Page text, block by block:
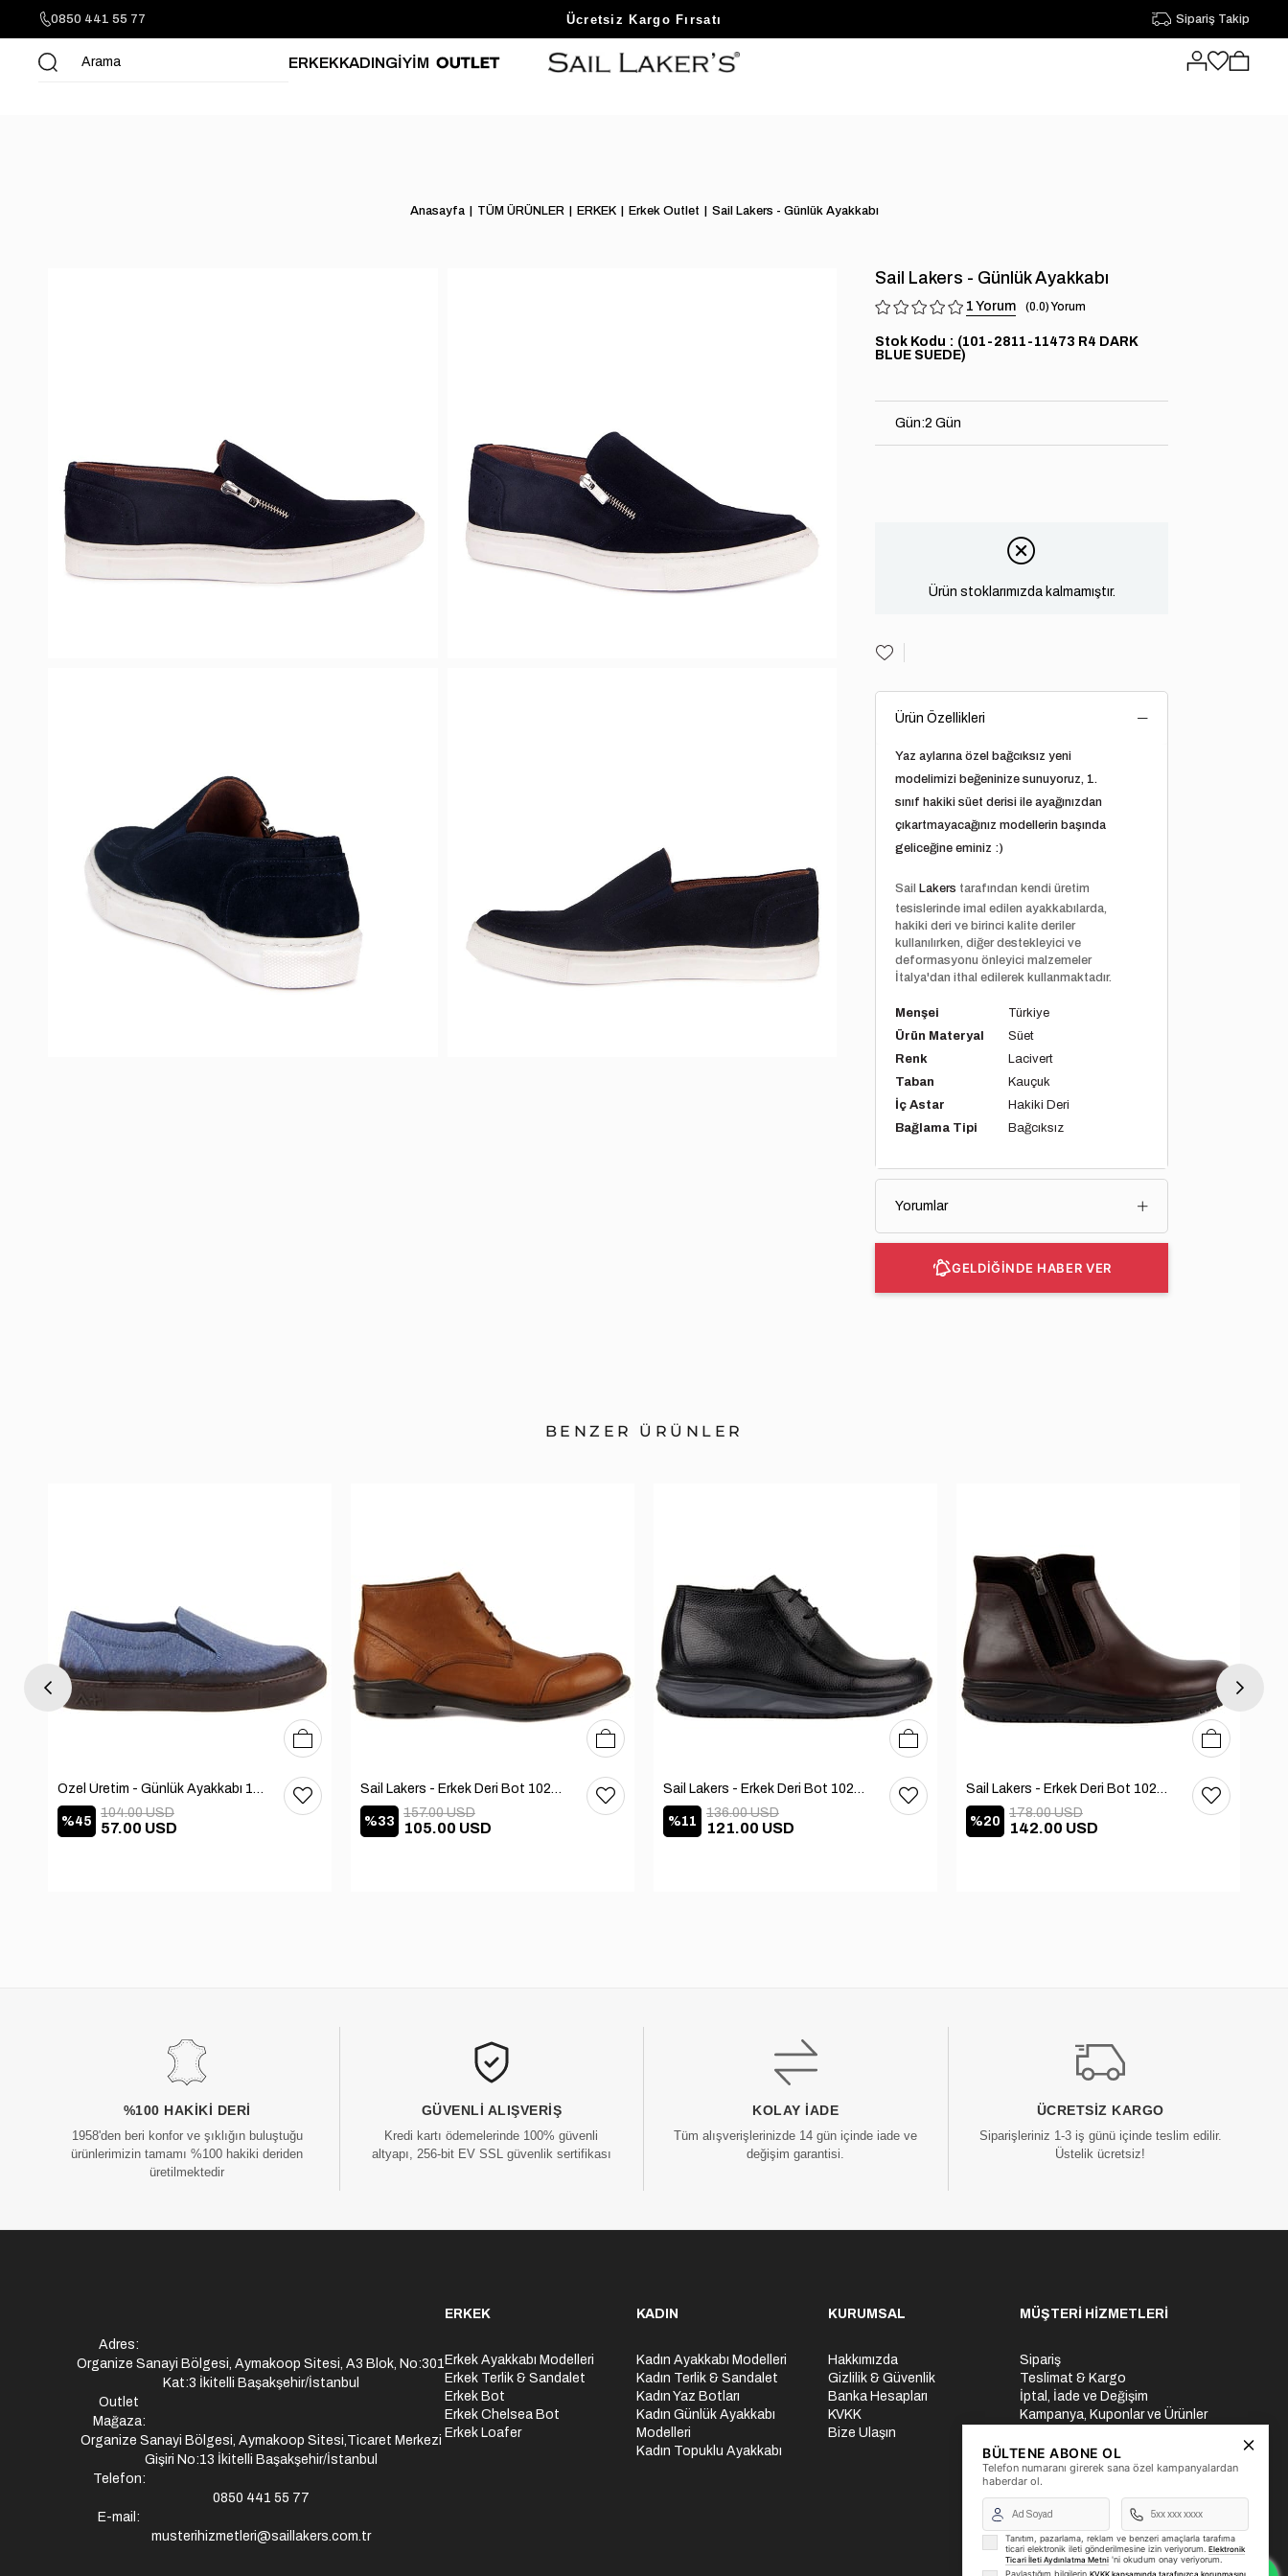
0850 441 55 77 Sezon Sonu Fırsatlarını Keşfet Sipariş Takip
ERKEKKADINGİYİM
Anasayfa TÜM ÜRÜNLER ERKEK Erkek Outlet Sail Lakers - Günlük Ayakkabı
Sail Lakers - Günlük Ayakkabı
1 0.0
Stok Kodu
(101-2811-11473 R4 DARK
BLUE SUEDE)
Gün:2 Gün
Ürün stoklarımızda kalmamıştır.
Ürün Özellikleri
Yaz aylarına özel bağcıksız yeni
modelimizi beğeninize sunuyoruz, 1.
sınıf hakiki süet derisi ile ayağınızdan
çıkartmayacağınız modellerin başında
geliceğine eminiz :)
SailLakers tarafından kendi üretim
tesislerinde imal edilen ayakkabılarda,
hakiki deri ve birinci kalite deriler
kullanılırken, diğer destekleyici ve
deformasyonu önleyici malzemeler
İtalya'dan ithal edilerek kullanmaktadır.
Menşei
Türkiye
Ürün Materyal
Süet
Renk
Lacivert
Taban
Kauçuk
İç Astar
Hakiki Deri
Bağlama Tipi
Bağcıksız
Yorumlar
GELDİĞİNDE HABER VER
BENZER ÜRÜNLER
Özel Üretim - Günlük Ayakkabı 101-2630-11473
%45 57.00 USD
104.00 USD
4041 42
Sail Lakers - Erkek Deri Bot 102-1599-1458
%33 105.00 USD
157.00 USD
40 41
Sail Lakers - Erkek Deri Bot 102-3168-65390
%11 121.00 USD
136.00 USD
40 414243
Sail Lakers - Erkek Deri Bot 102-2868-65390
%20 142.00 USD
178.00 USD
40 414243
%100 HAKIKI DERI
1958'den beri konfor ve şıklığın buluştuğu
ürünlerimizin tamamı %100 hakiki deriden
üretilmektedir
GÜVENLI ALIŞVERIŞ
Kredi kartı ödemelerinde 100% güvenli
altyapı, 256-bit EV SSL güvenlik sertifikası
KOLAY İADE
Tüm alışverişlerinizde 14 gün içinde iade ve
değişim garantisi.
ÜCRETSIZ KARGO
Siparişleriniz 1-3 iş günü içinde teslim edilir.
Üstelik ücretsiz!
Adres:
Organize Sanayi Bölgesi, Aymakoop Sitesi, A3 Blok, No:301
Kat:3 İkitelli Başakşehir/İstanbul
Outlet
Mağaza:
Organize Sanayi Bölgesi, Aymakoop Sitesi,Ticaret Merkezi
Gişiri No:13 İkitelli Başakşehir/İstanbul
Telefon:
0850 441 55 77
E-mail:
musterihizmetleri@saillakers.com.tr
ERKEK
Erkek Ayakkabı Modelleri
Erkek Terlik & Sandalet
Erkek Bot
Erkek Chelsea Bot
Erkek Loafer
KADIN
Kadın Ayakkabı Modelleri
Kadın Terlik & Sandalet
Kadın Yaz Botları
Kadın Günlük Ayakkabı
Modelleri
Kadın Topuklu Ayakkabı
KURUMSAL
Hakkımızda
Gizlilik & Güvenlik
Banka Hesapları
KVKK
Bize Ulaşın
MÜŞTERİ HİZMETLERİ
Sipariş
Teslimat & Kargo
İptal, İade ve Değişim
Kampanya, Kuponlar ve Ürünler
Üyelik İşlemleri
Yurtdışı Gönderi
BÜLTENE ABONE OL
Telefon numaranı girerek sana özel kampanyalardan
haberdar ol.
Tanıtım, pazarlama, reklam ve benzeri amaçlarla tarafıma
ticari elektronik ileti gönderilmesine izin veriyorum. Elektronik
Ticari İleti Aydınlatma Metni 'ni okudum onay veriyorum.
Paylaştığım bilgilerin KVKK kapsamında tarafınızca korunmasını,